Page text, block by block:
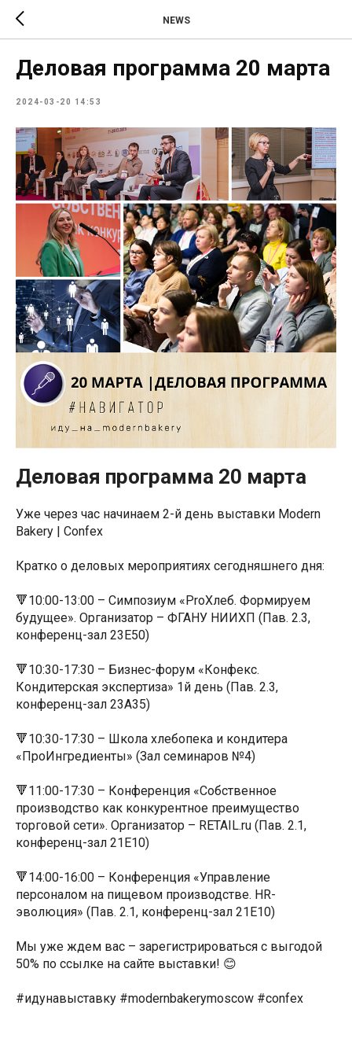
NEWS
Деловая программа 20 марта
2024-03-20 14:53
Деловая программа 20 марта
Уже через час начинаем 2-й день выставки Modern
Bakery | Confex
Кратко о деловых мероприятиях сегодняшнего дня:
🔻10:00-13:00 – Симпозиум «ProХлеб. Формируем
будущее». Организатор – ФГАНУ НИИХП (Пав. 2.3,
конференц-зал 23Е50)
🔻10:30-17:30 – Бизнес-форум «Конфекс.
Кондитерская экспертиза» 1й день (Пав. 2.3,
конференц-зал 23А35)
🔻10:30-17:30 – Школа хлебопека и кондитера
«ПроИнгредиенты» (Зал семинаров №4)
🔻11:00-17:30 – Конференция «Собственное
производство как конкурентное преимущество
торговой сети». Организатор – RETAIL.ru (Пав. 2.1,
конференц-зал 21Е10)
🔻14:00-16:00 – Конференция «Управление
персоналом на пищевом производстве. HR-
эволюция» (Пав. 2.1, конференц-зал 21Е10)
Мы уже ждем вас – зарегистрироваться с выгодой
50% по ссылке на сайте выставки! 😊
#идунавыставку #modernbakerymoscow #confex